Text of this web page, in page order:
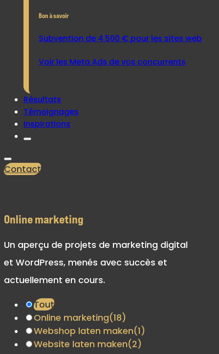
Bon à savoir
Subvention de 4 500 € pour les sites web
Voir les Meta Ads de vos concurrents
Résultats
Témoignages
Inspirations
Contact
Online marketing
Un aperçu de projets de marketing digital
et WordPress, menés avec succès et
actuellement en cours.
Tout
Online marketing(18)
Webshop laten maken(1)
Website laten maken(2)